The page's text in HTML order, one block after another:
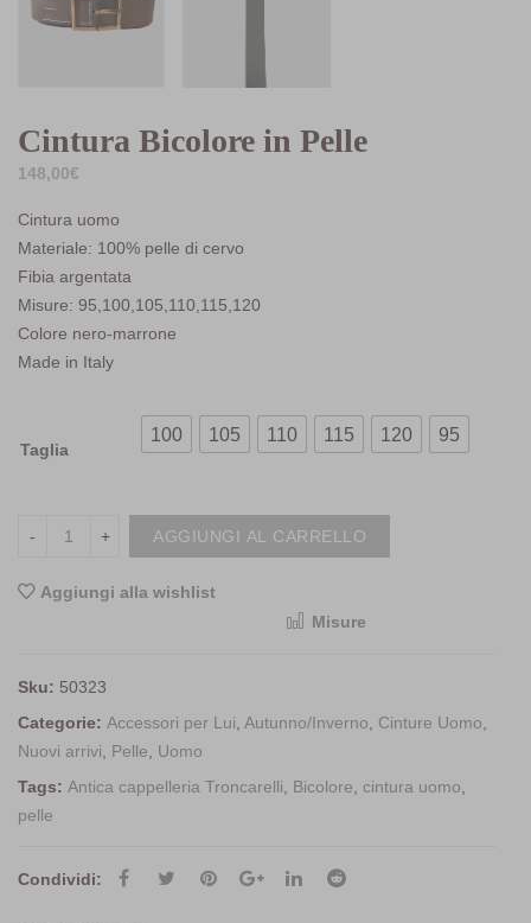
Cintura Bicolore in Pelle
148,00€
Cintura uomo
Materiale: 100% pelle di cervo
Fibia argentata
Misure: 95,100,105,110,115,120
Colore nero-marrone
Made in Italy
Taglia
100 105 110 115 120 95
AGGIUNGI AL CARRELLO
Aggiungi alla wishlist
Misure
Sku: 50323
Categorie: Accessori per Lui, Autunno/Inverno, Cinture Uomo,
Nuovi arrivi, Pelle, Uomo
Tags: Antica cappelleria Troncarelli, Bicolore, cintura uomo,
pelle
Condividi: